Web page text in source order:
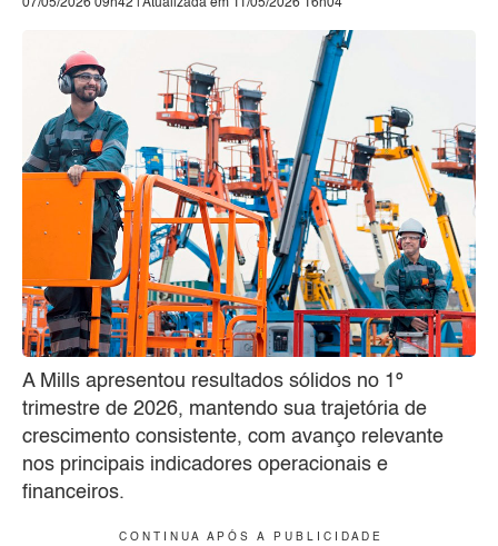
07/05/2026 09h42 | Atualizada em 11/05/2026 16h04
A Mills apresentou resultados sólidos no 1º
trimestre de 2026, mantendo sua trajetória de
crescimento consistente, com avanço relevante
nos principais indicadores operacionais e
financeiros.
C O N T I N U A A P Ó S A P U B L I C I D A D E